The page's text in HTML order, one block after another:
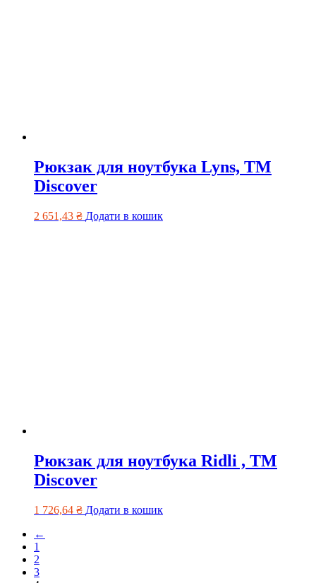
Рюкзак для ноутбука Lyns, ТМ
Discover
2 651,43 ₴ Додати в кошик
Рюкзак для ноутбука Ridli , ТМ
Discover
1 726,64 ₴ Додати в кошик
←
1
2
3